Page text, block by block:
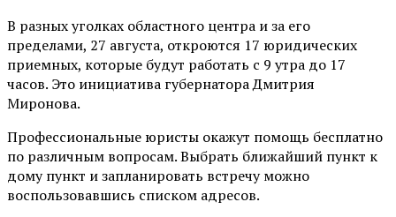
В разных уголках областного центра и за его
пределами, 27 августа, откроются 17 юридических
приемных, которые будут работать с 9 утра до 17
часов. Это инициатива губернатора Дмитрия
Миронова.
Профессиональные юристы окажут помощь бесплатно
по различным вопросам. Выбрать ближайший пункт к
дому пункт и запланировать встречу можно
воспользовавшись списком адресов.